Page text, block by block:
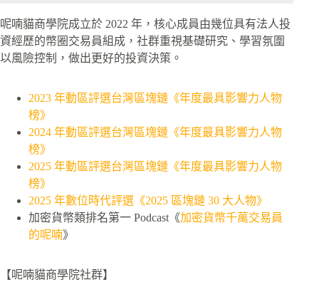
呢喃貓商學院成立於 2022 年，核心成員由幾位具有法人投
資經歷的幣圈交易員組成，社群重視基礎研究、學習氛圍
以風險控制，做出更好的投資決策。
2023 年動區評選台灣區塊鏈《年度最具影響力人物
榜》
2024 年動區評選台灣區塊鏈《年度最具影響力人物
榜》
2025 年動區評選台灣區塊鏈《年度最具影響力人物
榜》
2025 年數位時代評選《2025 區塊鏈 30 大人物》
加密貨幣類排名第一 Podcast《加密貨幣千萬交易員
的呢喃》
【呢喃貓商學院社群】